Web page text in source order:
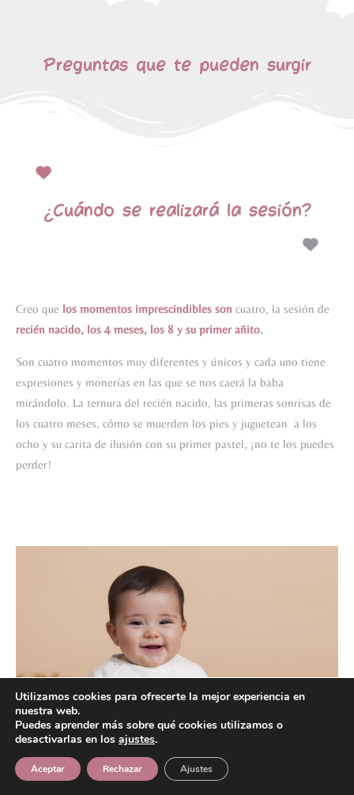
Preguntas que te pueden surgir
¿Cuándo se realizará la sesión?
Creo que los momentos imprescindibles son cuatro, la sesión de
recién nacido, los 4 meses, los 8 y su primer añito.
Son cuatro momentos muy diferentes y únicos y cada uno tiene
expresiones y monerías en las que se nos caerá la baba
mirándolo. La ternura del recién nacido, las primeras sonrisas de
los cuatro meses, cómo se muerden los pies y juguetean a los
ocho y su carita de ilusión con su primer pastel, ¡no te los puedes
perder!
Utilizamos cookies para ofrecerte la mejor experiencia en
nuestra web.
Puedes aprender más sobre qué cookies utilizamos o
desactivarlas en los ajustes.
Aceptar Rechazar Ajustes